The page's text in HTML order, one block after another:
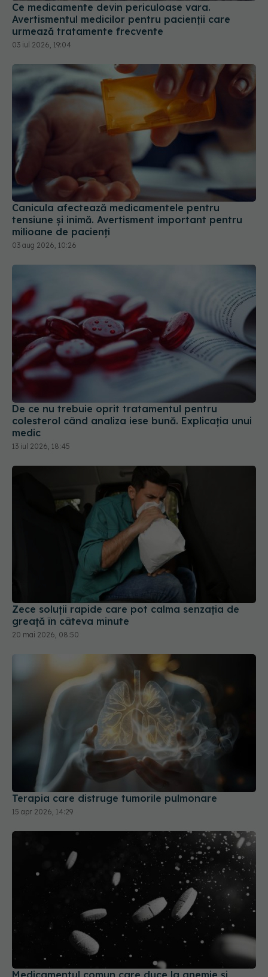
Ce medicamente devin periculoase vara.
Avertismentul medicilor pentru pacienții care
urmează tratamente frecvente
03 iul 2026, 19:04
Canicula afectează medicamentele pentru
tensiune și inimă. Avertisment important pentru
milioane de pacienți
03 aug 2026, 10:26
De ce nu trebuie oprit tratamentul pentru
colesterol când analiza iese bună. Explicația unui
medic
13 iul 2026, 18:45
Zece soluții rapide care pot calma senzația de
greață în câteva minute
20 mai 2026, 08:50
Terapia care distruge tumorile pulmonare
15 apr 2026, 14:29